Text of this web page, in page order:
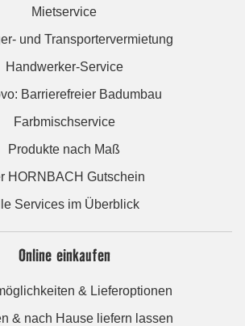
Mietservice
und Transportervermietung
Handwerker-Service
Barrierefreier Badumbau
Farbmischservice
Produkte nach Maß
HORNBACH Gutschein
Services im Überblick
Online einkaufen
& Lieferoptionen
& nach Hause liefern lassen